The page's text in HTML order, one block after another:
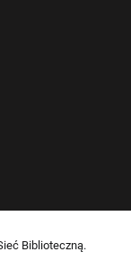
Biblioteczną.